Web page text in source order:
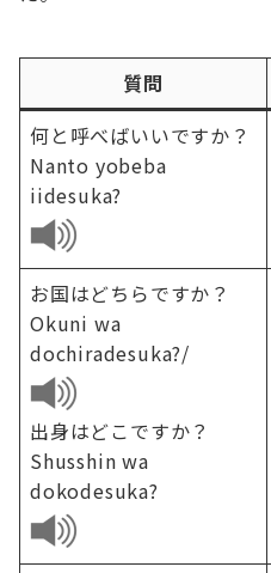
質問
何と呼べばいいですか？
Nanto yobeba
iidesuka?
お国はどちらですか？
Okuni wa
dochiradesuka?/
出身はどこですか？
Shusshin wa
dokodesuka?